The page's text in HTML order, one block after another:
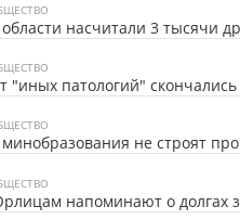
насчитали 3 тысячи
"иных патологий"
не строят
напоминают о долгах